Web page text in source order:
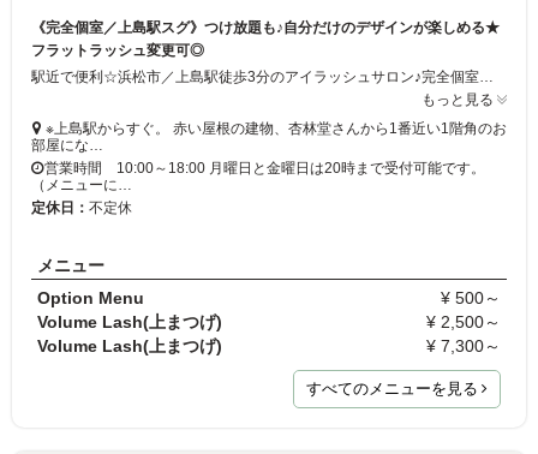
《完全個室／上島駅スグ》つけ放題も♪自分だけのデザインが楽しめる★
フラットラッシュ変更可◎
駅近で便利☆浜松市／上島駅徒歩3分のアイラッシュサロン♪完全個室なので、周りを気にせず施術が受けられて初めての方でも安心◇ナチュラル派さん向けのシンプルなデザインから、ボリュームラッシュ・つけ放題等で目元の印象がガラっと変わるデザインまで幅広くご対応します！カラーラッシュや育毛トリートメント等のオプションも豊富◎月曜・金曜は20時まで！
もっと見る
※上島駅からすぐ。 赤い屋根の建物、杏林堂さんから1番近い1階角のお
部屋にな…
営業時間 10:00～18:00 月曜日と金曜日は20時まで受付可能です。
（メニューに…
定休日： 不定休
メニュー
Option Menu
¥ 500～
Volume Lash(上まつげ)
¥ 2,500～
Volume Lash(上まつげ)
¥ 7,300～
すべてのメニューを見る